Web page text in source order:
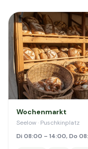
Wochenmarkt
Seelow · Puschkinplatz
Di 08:00 – 14:00, Do